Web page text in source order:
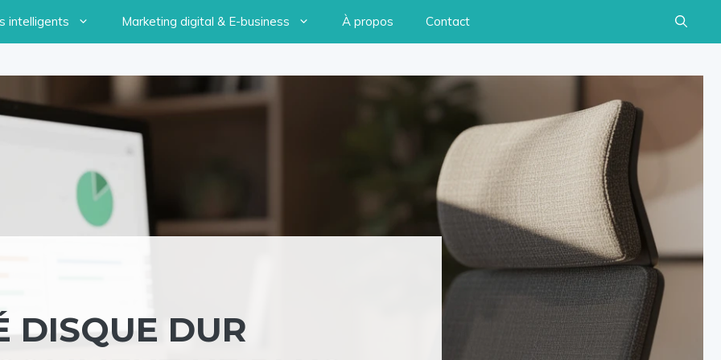
intelligents Marketing digital & E-business À propos Contact
DISQUE DUR